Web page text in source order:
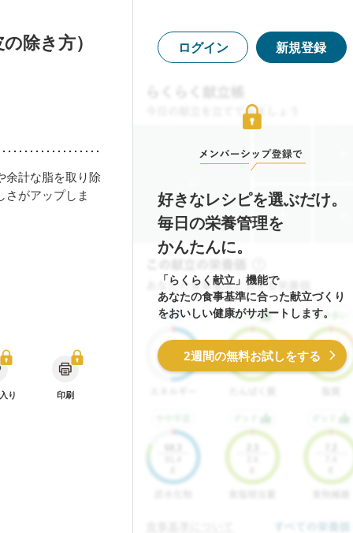
除き方）
余計な脂を取り除
さがアップしま
り 印刷
ログイン 新規登録
好きなレシピを選ぶだけ。
毎日の栄養管理を
かんたんに。
「らくらく献立」機能で
あなたの食事基準に合った献立づくり
をおいしい健康がサポートします。
2週間の無料お試しをする